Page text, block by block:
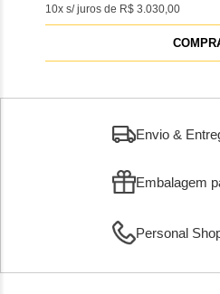
10x s/ juros de R$ 3.030,00
Envio &
Embalagem
Personal